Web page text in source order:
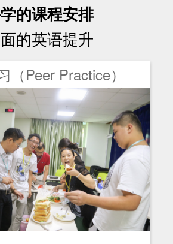
的课程安排
的英语提升
（Peer Practice）